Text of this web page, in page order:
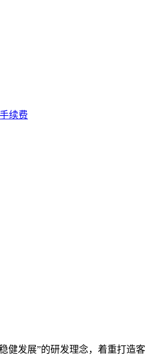
续费
健发展”的研发理念，着重打造客